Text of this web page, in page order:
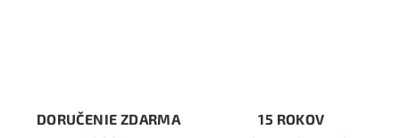
DORUČENIE ZDARMA
15 ROKOV